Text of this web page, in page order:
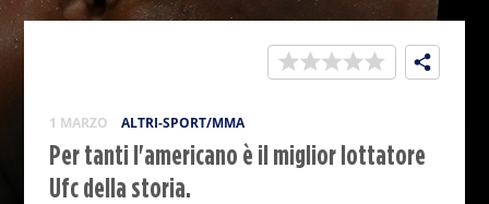
1 MARZO ALTRI-SPORT/MMA
Per tanti l'americano è il miglior lottatore
Ufc della storia.